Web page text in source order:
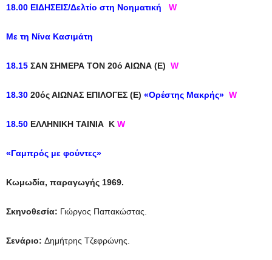
18.00 ΕΙΔΗΣΕΙΣ/Δελτίο στη Νοηματική W
Με τη Νίνα Κασιμάτη
18.15 ΣΑΝ ΣΗΜΕΡΑ ΤΟΝ 20ό ΑΙΩΝΑ (Ε) W
18.30 20ός ΑΙΩΝΑΣ ΕΠΙΛΟΓΕΣ (Ε) «Ορέστης Μακρής» W
18.50 ΕΛΛΗΝΙΚΗ ΤΑΙΝΙΑ K W
«Γαμπρός με φούντες»
Κωμωδία, παραγωγής 1969.
Σκηνοθεσία: Γιώργος Παπακώστας.
Σενάριο: Δημήτρης Τζεφρώνης.